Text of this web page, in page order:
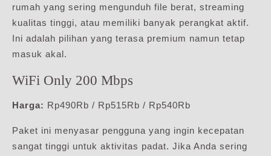
rumah yang sering mengunduh file berat, streaming
kualitas tinggi, atau memiliki banyak perangkat aktif.
Ini adalah pilihan yang terasa premium namun tetap
masuk akal.
WiFi Only 200 Mbps
Harga: Rp490Rb / Rp515Rb / Rp540Rb
Paket ini menyasar pengguna yang ingin kecepatan
sangat tinggi untuk aktivitas padat. Jika Anda sering